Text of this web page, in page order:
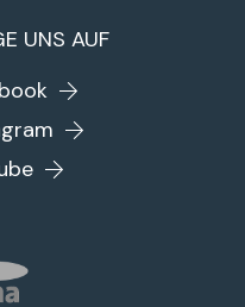
UNS AUF